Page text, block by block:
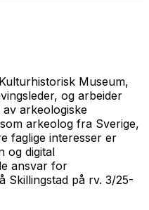
Museum,
og arbeider
arkeologiske
arkeolog fra Sverige,
faglige interesser er
og digital
ansvar for
Skillingstad på rv. 3/25-